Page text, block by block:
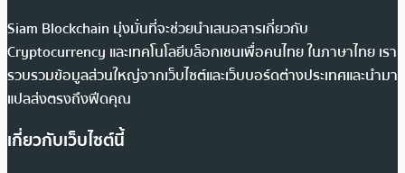
Siam Blockchain มุ่งมั่นที่จะช่วยนำเสนอสารเกี่ยวกับ
Cryptocurrency และเทคโนโลยีบล็อกเชนเพื่อคนไทย ในภาษาไทย เรา
รวบรวมข้อมูลส่วนใหญ่จากเว็บไซต์และเว็บบอร์ดต่างประเทศและนำมา
แปลส่งตรงถึงฟีดคุณ
เกี่ยวกับเว็บไซต์นี้